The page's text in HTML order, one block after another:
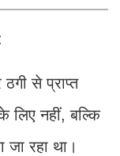
से प्राप्त
लिए नहीं, बल्कि
जा रहा था।